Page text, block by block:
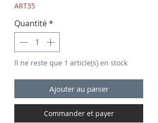
ART35
Quantité*
Il ne reste que 1 article(s) en stock
Ajouter au panier
Commander et payer